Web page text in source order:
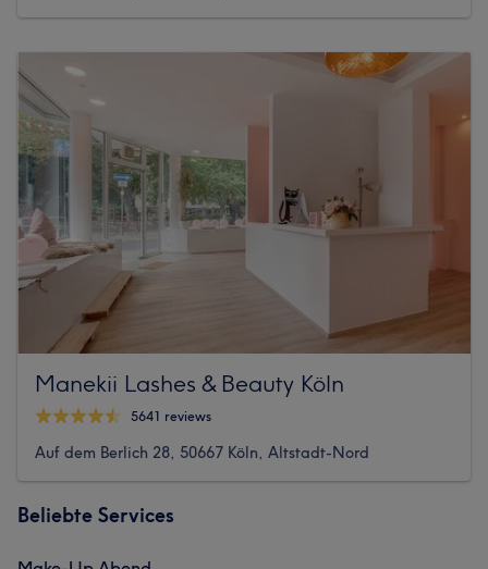
Manekii Lashes & Beauty Köln
5641 reviews
Auf dem Berlich 28, 50667 Köln, Altstadt-Nord
Beliebte Services